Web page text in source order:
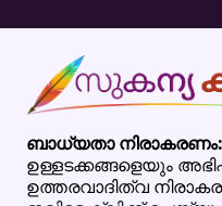
ബാധ്യതാ നിരാകരണം:
ഉള്ളടക്കങ്ങളെയും
ഉത്തരവാദിത്വ